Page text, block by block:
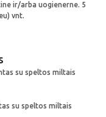
ir/arba uogienerne. 5
vnt.
su speltos miltais
su speltos miltais